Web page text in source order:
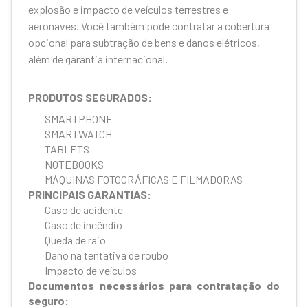
explosão e impacto de veículos terrestres e
aeronaves. Você também pode contratar a cobertura
opcional para subtração de bens e danos elétricos,
além de garantia internacional.
PRODUTOS SEGURADOS:
SMARTPHONE
SMARTWATCH
TABLETS
NOTEBOOKS
MÁQUINAS FOTOGRÁFICAS E FILMADORAS
PRINCIPAIS GARANTIAS:
Caso de acidente
Caso de incêndio
Queda de raio
Dano na tentativa de roubo
Impacto de veículos
Documentos necessários para contratação do
seguro: